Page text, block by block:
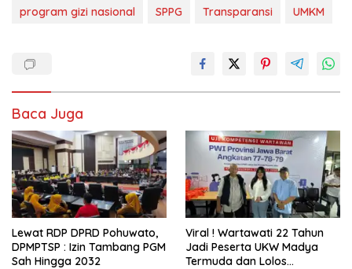
program gizi nasional SPPG Transparansi UMKM
Baca Juga
Lewat RDP DPRD Pohuwato,
DPMPTSP : Izin Tambang PGM
Sah Hingga 2032
Viral ! Wartawati 22 Tahun
Jadi Peserta UKW Madya
Termuda dan Lolos